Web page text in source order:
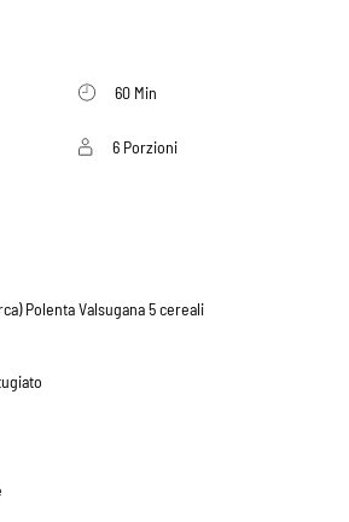
60 Min
6 Porzioni
Polenta Valsugana 5 cereali